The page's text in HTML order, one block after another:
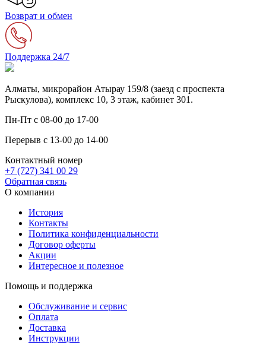
Возврат и обмен
Поддержка 24/7
Алматы, микрорайон Атырау 159/8 (заезд с проспекта
Рыскулова), комплекс 10, 3 этаж, кабинет 301.
Пн-Пт с 08-00 до 17-00
Перерыв с 13-00 до 14-00
Контактный номер
+7 (727) 341 00 29
Обратная связь
О компании
История
Контакты
Политика конфиденциальности
Договор оферты
Акции
Интересное и полезное
Помощь и поддержка
Обслуживание и сервис
Оплата
Доставка
Инструкции